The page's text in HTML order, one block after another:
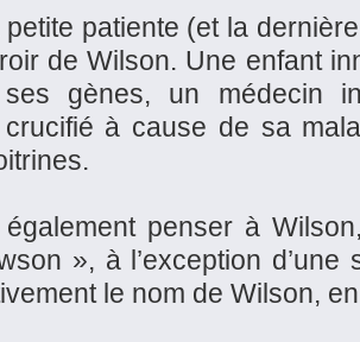
patiente (et la
de Wilson. Une enfant
gènes, un médecin
crucifié à cause de sa
penser à
», à l’exception
le nom de Wilson,